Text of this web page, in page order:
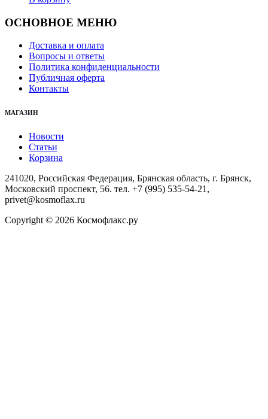
ОСНОВНОЕ МЕНЮ
Доставка и оплата
Вопросы и ответы
Политика конфиденциальности
Публичная оферта
Контакты
МАГАЗИН
Новости
Статьи
Корзина
241020, Российская Федерация, Брянская область, г. Брянск,
Московский проспект, 56. тел. +7 (995) 535-54-21,
privet@kosmoflax.ru
Copyright © 2026 Космофлакс.ру